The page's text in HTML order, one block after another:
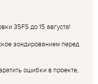
35FS до 15 августа!
зондированием перед
ошибки в проекте,